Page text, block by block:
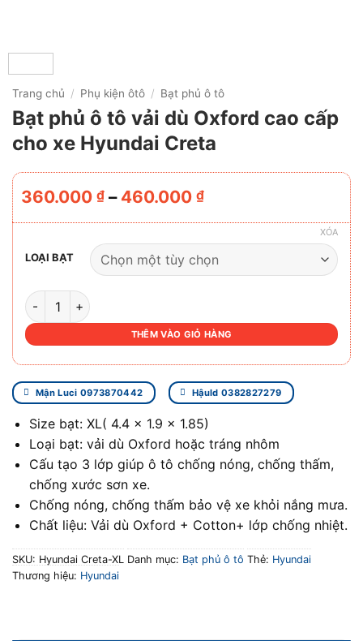
Trang chủ / Phụ kiện ôtô / Bạt phủ ô tô
Bạt phủ ô tô vải dù Oxford cao cấp
cho xe Hyundai Creta
360.000 ₫ – 460.000 ₫Khoảng
từ
360.000 ₫
đến
460.000 ₫
LOẠI BẠT
XÓA
BẠT PHỦ Ô TÔ VẢI DÙ OXFORD CAO CẤP CHO XE
THÊM VÀO GIỎ HÀNG
Mận Luci 0973870442 Hậuld 0382827279
Size bạt: XL( 4.4 x 1.9 x 1.85)
Loại bạt: vải dù Oxford hoặc tráng nhôm
Cấu tạo 3 lớp giúp ô tô chống nóng, chống thấm,
chống xước sơn xe.
Chống nóng, chống thấm bảo vệ xe khỏi nắng mưa.
Chất liệu: Vải dù Oxford + Cotton+ lớp chống nhiệt.
SKU: Hyundai Creta-XL Danh mục: Bạt phủ ô tô Thẻ: Hyundai
Thương hiệu: Hyundai